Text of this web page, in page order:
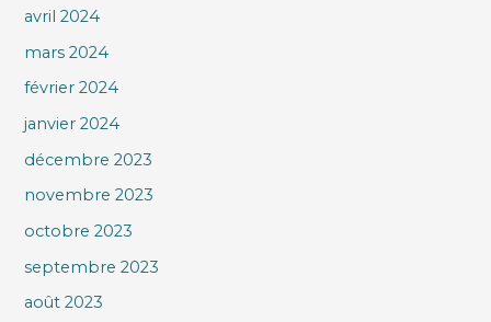
avril 2024
mars 2024
février 2024
janvier 2024
décembre 2023
novembre 2023
octobre 2023
septembre 2023
août 2023